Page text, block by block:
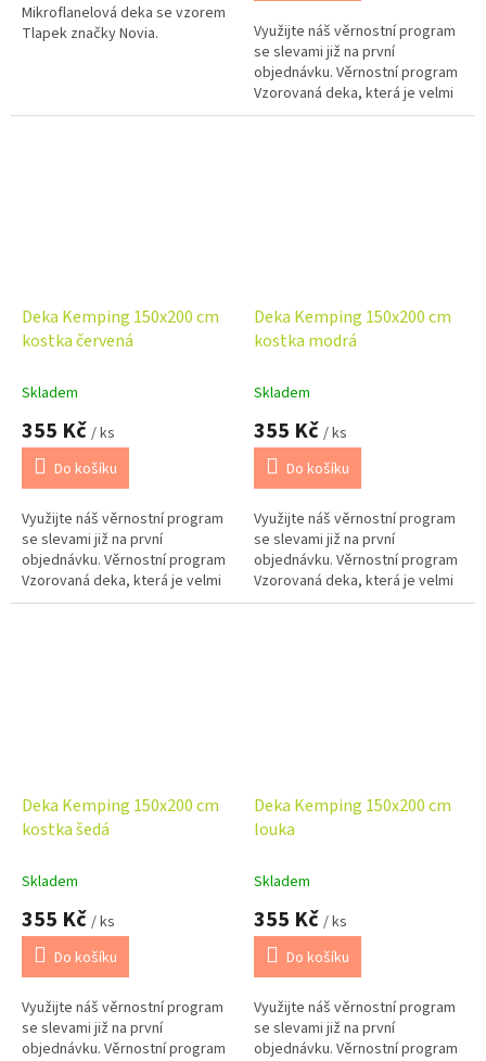
5
hvězdiček.
Mikroflanelová deka se vzorem
Tlapek značky Novia.
Využijte náš věrnostní program
se slevami již na první
objednávku. Věrnostní program
Vzorovaná deka, která je velmi
skladná. Vhodná na cestování
Deka Kemping 150x200 cm
kostka červená
Skladem
355 Kč / ks
Do košíku
Využijte náš věrnostní program
se slevami již na první
objednávku. Věrnostní program
Vzorovaná deka, která je velmi
skladná. Vhodná na cestování
Deka Kemping 150x200 cm
kostka modrá
Skladem
355 Kč / ks
Do košíku
Využijte náš věrnostní program
se slevami již na první
objednávku. Věrnostní program
Vzorovaná deka, která je velmi
skladná. Vhodná na cestování
Deka Kemping 150x200 cm
kostka šedá
Skladem
355 Kč / ks
Do košíku
Využijte náš věrnostní program
se slevami již na první
objednávku. Věrnostní program
Deka Kemping 150x200 cm
louka
Skladem
355 Kč / ks
Do košíku
Využijte náš věrnostní program
se slevami již na první
objednávku. Věrnostní program